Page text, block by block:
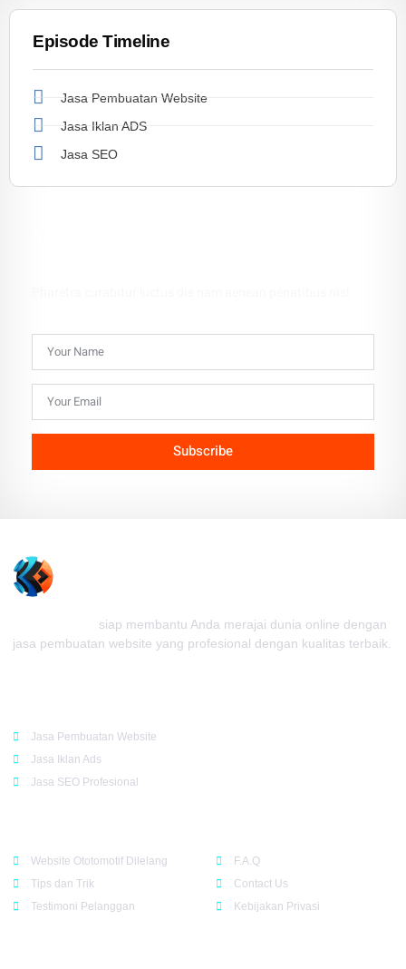
Episode Timeline
Jasa Pembuatan Website
Jasa Iklan ADS
Jasa SEO
Subscribe
siap membantu Anda merajai dunia online dengan
jasa pembuatan website yang profesional dengan kualitas terbaik.
Jasa Pembuatan Website
Jasa Iklan Ads
Jasa SEO Profesional
Website Ototomotif Dilelang
Tips dan Trik
Testimoni Pelanggan
F.A.Q
Contact Us
Kebijakan Privasi